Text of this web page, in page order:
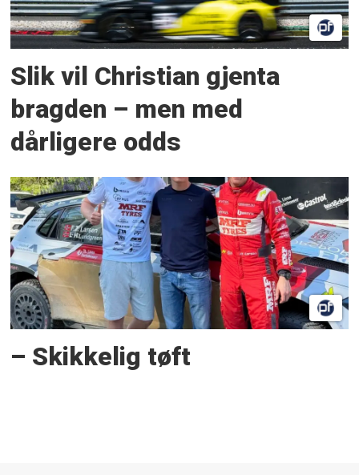
Slik vil Christian gjenta
bragden – men med
dårligere odds
– Skikkelig tøft